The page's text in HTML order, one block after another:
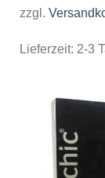
zzgl.
Lieferzeit: 2-3